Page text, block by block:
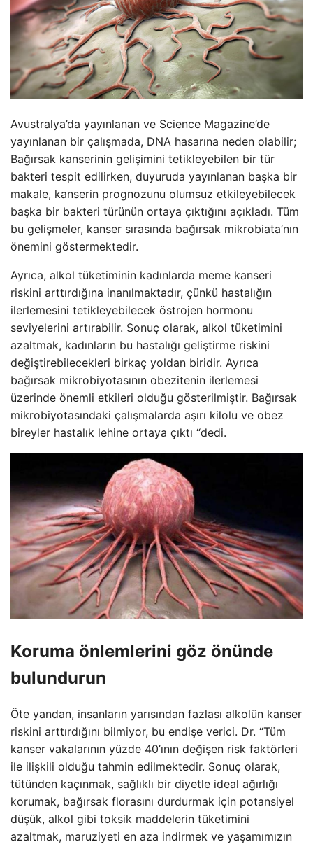
Avustralya’da yayınlanan ve Science Magazine’de
yayınlanan bir çalışmada, DNA hasarına neden olabilir;
Bağırsak kanserinin gelişimini tetikleyebilen bir tür
bakteri tespit edilirken, duyuruda yayınlanan başka bir
makale, kanserin prognozunu olumsuz etkileyebilecek
başka bir bakteri türünün ortaya çıktığını açıkladı. Tüm
bu gelişmeler, kanser sırasında bağırsak mikrobiata’nın
önemini göstermektedir.
Ayrıca, alkol tüketiminin kadınlarda meme kanseri
riskini arttırdığına inanılmaktadır, çünkü hastalığın
ilerlemesini tetikleyebilecek östrojen hormonu
seviyelerini artırabilir. Sonuç olarak, alkol tüketimini
azaltmak, kadınların bu hastalığı geliştirme riskini
değiştirebilecekleri birkaç yoldan biridir. Ayrıca
bağırsak mikrobiyotasının obezitenin ilerlemesi
üzerinde önemli etkileri olduğu gösterilmiştir. Bağırsak
mikrobiyotasındaki çalışmalarda aşırı kilolu ve obez
bireyler hastalık lehine ortaya çıktı “dedi.
Koruma önlemlerini göz önünde
bulundurun
Öte yandan, insanların yarısından fazlası alkolün kanser
riskini arttırdığını bilmiyor, bu endişe verici. Dr. “Tüm
kanser vakalarının yüzde 40’ının değişen risk faktörleri
ile ilişkili olduğu tahmin edilmektedir. Sonuç olarak,
tütünden kaçınmak, sağlıklı bir diyetle ideal ağırlığı
korumak, bağırsak florasını durdurmak için potansiyel
düşük, alkol gibi toksik maddelerin tüketimini
azaltmak, maruziyeti en aza indirmek ve yaşamımızın